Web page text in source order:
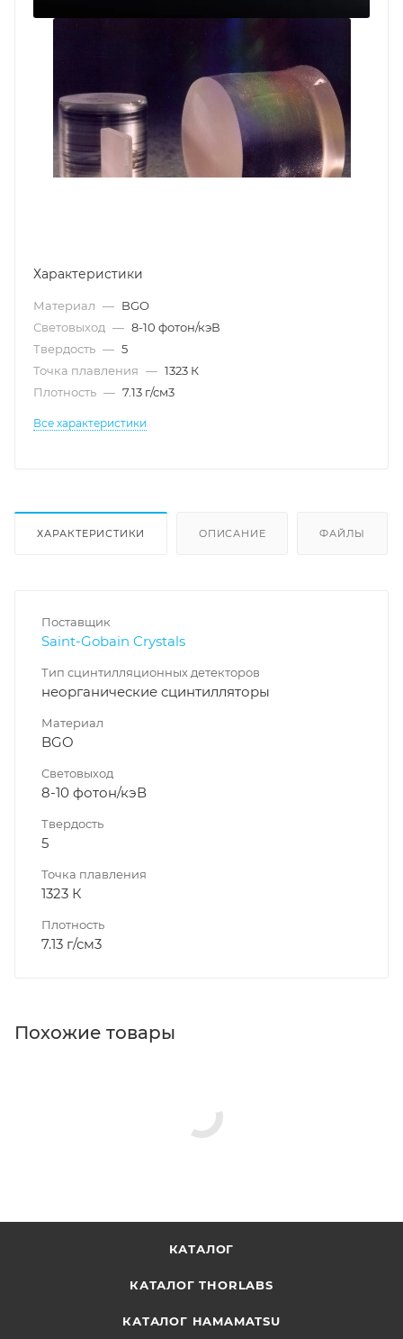
Характеристики
Материал — BGO
Световыход — 8-10 фотон/кэВ
Твердость — 5
Точка плавления — 1323 К
Плотность — 7.13 г/см3
Все характеристики
ХАРАКТЕРИСТИКИ ОПИСАНИЕ ФАЙЛЫ
Поставщик
Saint-Gobain Crystals
Тип сцинтилляционных детекторов
неорганические сцинтилляторы
Материал
BGO
Световыход
8-10 фотон/кэВ
Твердость
5
Точка плавления
1323 К
Плотность
7.13 г/см3
Похожие товары
КАТАЛОГ
КАТАЛОГ THORLABS
КАТАЛОГ HAMAMATSU